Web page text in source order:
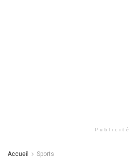
Publicité
Accueil Sports